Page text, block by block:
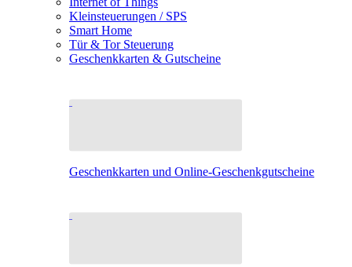
Kleinsteuerungen / SPS
Smart Home
Tür & Tor Steuerung
Geschenkkarten & Gutscheine
Geschenkkarten und Online-Geschenkgutscheine